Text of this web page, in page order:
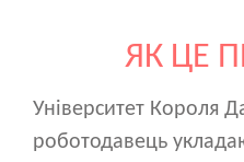
ЯК ЦЕ
Університет Короля
роботодавець